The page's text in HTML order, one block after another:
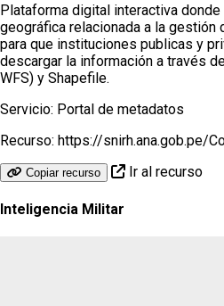
Plataforma digital interactiva
geográfica relacionada a la
para que instituciones publicas y
descargar la información a través
WFS) y Shapefile.
Servicio: Portal de metadatos
Recurso: https://snirh.ana.gob.pe/
Copiar recurso Ir al recurso
Inteligencia Militar